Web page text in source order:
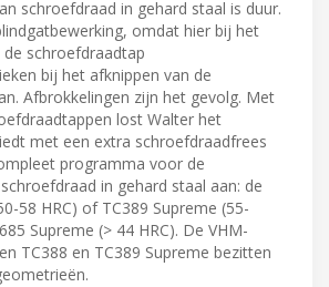
schroefdraad in gehard staal is duur.
omdat hier bij het
schroefdraadtap
bij het afknippen van de
Afbrokkelingen zijn het gevolg. Met
lost Walter het
met een extra schroefdraadfrees
programma voor de
in gehard staal aan: de
58 HRC) of TC389 Supreme (55-
Supreme (> 44 HRC). De VHM-
TC388 en TC389 Supreme bezitten